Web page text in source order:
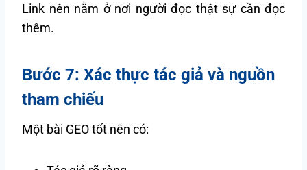
Link nên nằm ở nơi người đọc thật sự cần đọc
thêm.
Bước 7: Xác thực tác giả và nguồn
tham chiếu
Một bài GEO tốt nên có: